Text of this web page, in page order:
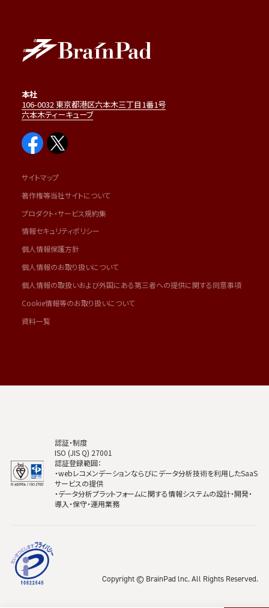
本社
106-0032 東京都港区六本木三丁目1番1号
六本木ティーキューブ
サイトマップ
著作権等当社サイトについて
プロダクト・サービス規約集
情報セキュリティポリシー
個人情報保護方針
個人情報のお取り扱いについて
個人情報の取扱いおよび外国にある第三者への提供に関する同意事項
Cookie情報等のお取り扱いについて
資料一覧
認証・制度
ISO (JIS Q) 27001
認証登録範囲：
・webレコメンデーションならびにデータ分析技術を利用したSaaS
サービスの提供
・データ分析プラットフォームに関する情報システムの設計・開発・
導入・保守・運用業務
Copyright © BrainPad lnc. All Rights Reserved.